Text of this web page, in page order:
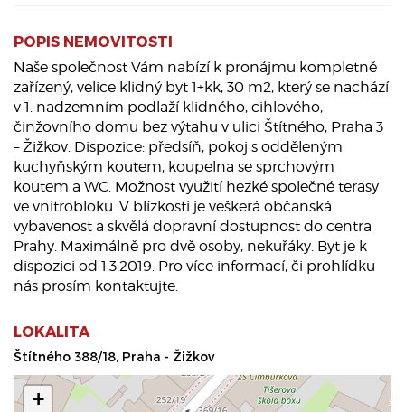
POPIS NEMOVITOSTI
Naše společnost Vám nabízí k pronájmu kompletně
zařízený, velice klidný byt 1+kk, 30 m2, který se nachází
v 1. nadzemním podlaží klidného, cihlového,
činžovního domu bez výtahu v ulici Štítného, Praha 3
– Žižkov. Dispozice: předsíň, pokoj s odděleným
kuchyňským koutem, koupelna se sprchovým
koutem a WC. Možnost využití hezké společné terasy
ve vnitrobloku. V blízkosti je veškerá občanská
vybavenost a skvělá dopravní dostupnost do centra
Prahy. Maximálně pro dvě osoby, nekuřáky. Byt je k
dispozici od 1.3.2019. Pro více informací, či prohlídku
nás prosím kontaktujte.
LOKALITA
Štítného 388/18, Praha - Žižkov
+